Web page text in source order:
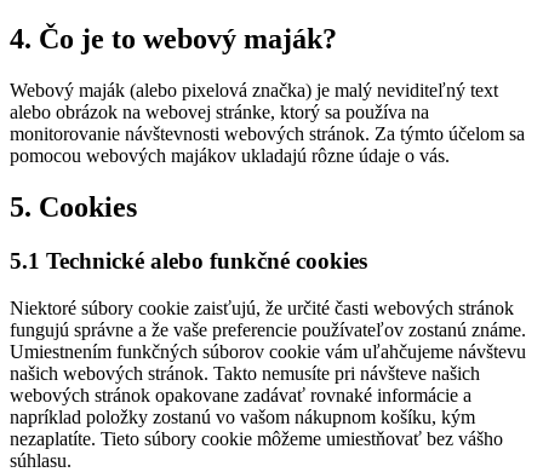
4. Čo je to webový maják?
Webový maják (alebo pixelová značka) je malý neviditeľný text
alebo obrázok na webovej stránke, ktorý sa používa na
monitorovanie návštevnosti webových stránok. Za týmto účelom sa
pomocou webových majákov ukladajú rôzne údaje o vás.
5. Cookies
5.1 Technické alebo funkčné cookies
Niektoré súbory cookie zaisťujú, že určité časti webových stránok
fungujú správne a že vaše preferencie používateľov zostanú známe.
Umiestnením funkčných súborov cookie vám uľahčujeme návštevu
našich webových stránok. Takto nemusíte pri návšteve našich
webových stránok opakovane zadávať rovnaké informácie a
napríklad položky zostanú vo vašom nákupnom košíku, kým
nezaplatíte. Tieto súbory cookie môžeme umiestňovať bez vášho
súhlasu.